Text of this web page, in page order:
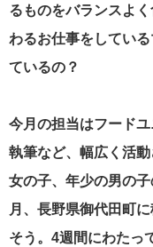
るものをバランスよ
わるお仕事をしてい
ているの？
今月の担当はフード
執筆など、幅広く活
女の子、年少の男の
月、長野県御代田町
そう。4週間にわたっ